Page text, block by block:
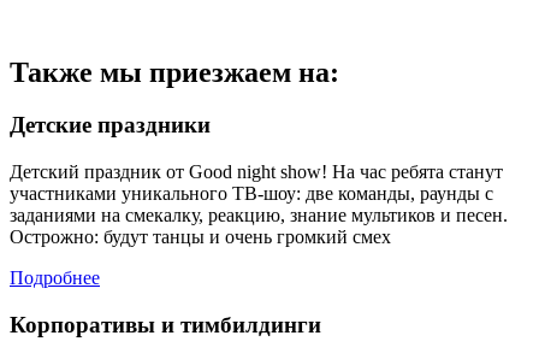
Также мы приезжаем на:
Детские праздники
Детский праздник от Good night show! На час ребята станут
участниками уникального ТВ-шоу: две команды, раунды с
заданиями на смекалку, реакцию, знание мультиков и песен.
Острожно: будут танцы и очень громкий смех
Подробнее
Корпоративы и тимбилдинги